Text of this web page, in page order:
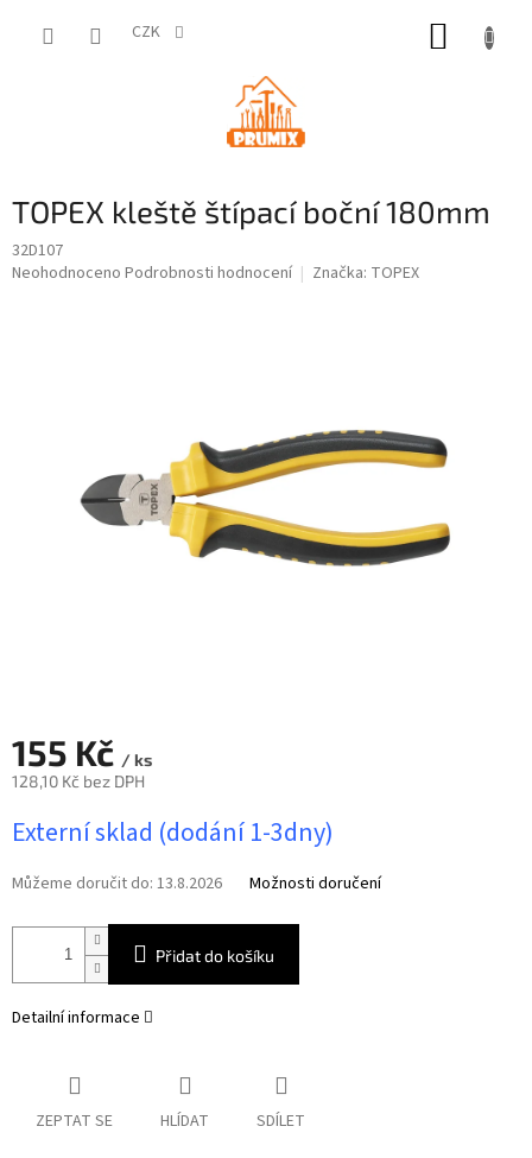
CZK
TOPEX kleště štípací boční 180mm
32D107
Průměrné
Neohodnoceno Podrobnosti hodnocení Značka: TOPEX
155 Kč / ks
128,10 Kč bez DPH
cena:
Externí sklad (dodání 1-3dny)
Můžeme doručit do: 13.8.2026 Možnosti doručení
Přidat do košíku
Detailní informace
ZEPTAT SE HLÍDAT SDÍLET